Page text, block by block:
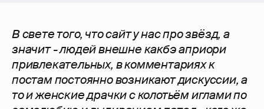
В свете того, что сайт у нас про звёзд, а
значит - людей внешне какбэ априори
привлекательных, в комментариях к
постам постоянно возникают дискуссии, а
то и женские драчки с колотьём иглами по